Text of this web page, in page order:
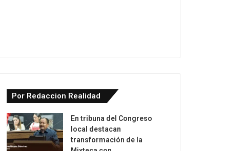
Por Redaccion Realidad
En tribuna del Congreso
local destacan
transformación de la